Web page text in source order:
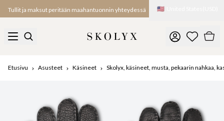
Tullit ja maksut peritään maahantuonnin yhteydessä 🇺🇸
Etusivu Asusteet Käsineet Skolyx, käsineet, musta, pekaarin nahkaa,